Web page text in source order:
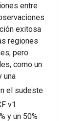
entre
exitosa
regiones
pero
como un
una
el sudeste
v1
y un 50%